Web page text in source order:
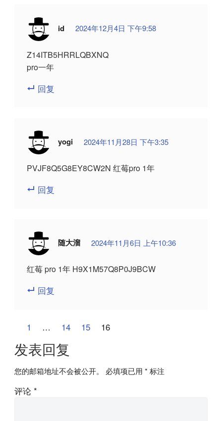
id 2024年12月4日 下午9:58
Z14ITB5HRRLQBXNQ
pro一年
回复
yogi 2024年11月28日 下午3:35
PVJF8Q5G8EY8CW2N 红莓pro 1年
回复
随大溜 2024年11月6日 上午10:36
红莓 pro 1年 H9X1M57Q8P0J9BCW
回复
评
论
页
一
篇
1 … 14 15 16
发表回复
您的邮箱地址不会被公开。 必填项已用 * 标注
评论 *